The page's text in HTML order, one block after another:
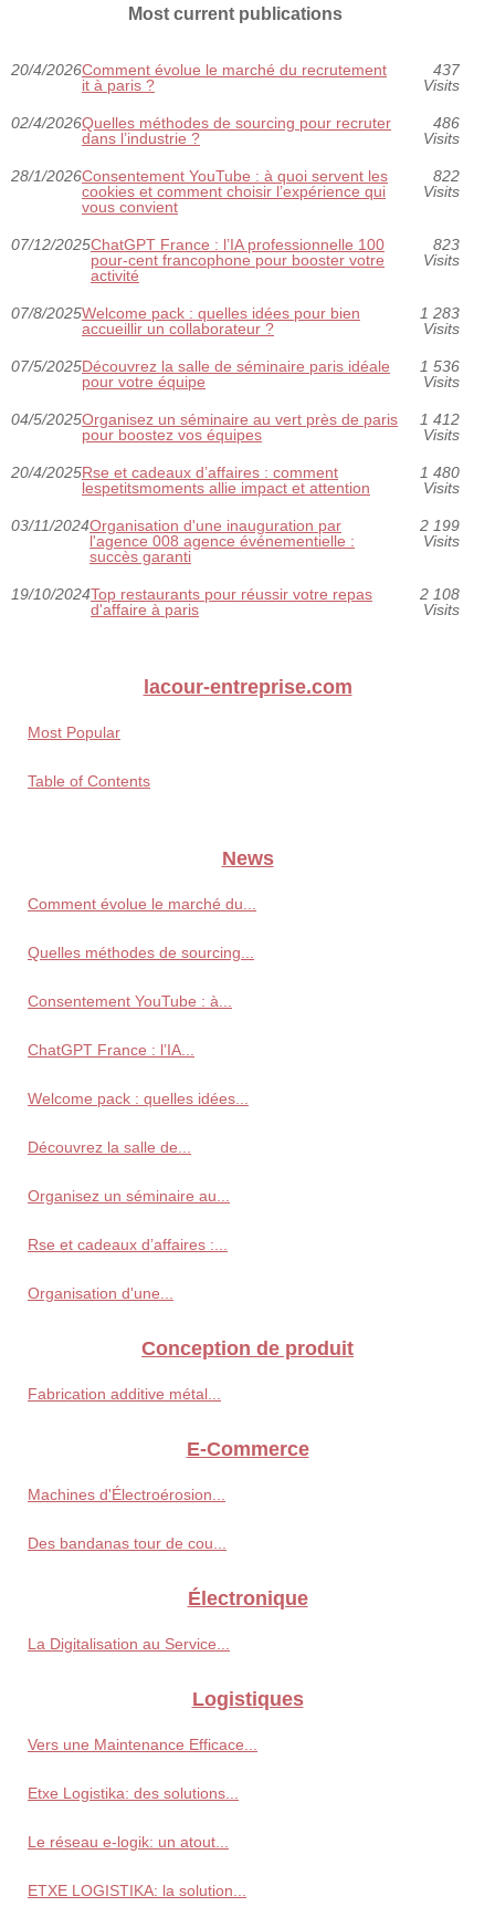
Most current publications
20/4/2026Comment évolue le marché du recrutement
it à paris ?
437
Visits
02/4/2026Quelles méthodes de sourcing pour recruter
dans l’industrie ?
486
Visits
28/1/2026Consentement YouTube : à quoi servent les
cookies et comment choisir l’expérience qui
vous convient
822
Visits
07/12/2025ChatGPT France : l’IA professionnelle 100
pour-cent francophone pour booster votre
activité
823
Visits
07/8/2025Welcome pack : quelles idées pour bien
accueillir un collaborateur ?
1 283
Visits
07/5/2025Découvrez la salle de séminaire paris idéale
pour votre équipe
1 536
Visits
04/5/2025Organisez un séminaire au vert près de paris
pour boostez vos équipes
1 412
Visits
20/4/2025Rse et cadeaux d’affaires : comment
lespetitsmoments allie impact et attention
1 480
Visits
03/11/2024Organisation d'une inauguration par
l'agence 008 agence événementielle :
succès garanti
2 199
Visits
19/10/2024Top restaurants pour réussir votre repas
d'affaire à paris
2 108
Visits
lacour-entreprise.com
Most Popular
Table of Contents
News
Comment évolue le marché du...
Quelles méthodes de sourcing...
Consentement YouTube : à...
ChatGPT France : l’IA...
Welcome pack : quelles idées...
Découvrez la salle de...
Organisez un séminaire au...
Rse et cadeaux d’affaires :...
Organisation d'une...
Conception de produit
Fabrication additive métal...
E-Commerce
Machines d'Électroérosion...
Des bandanas tour de cou...
Électronique
La Digitalisation au Service...
Logistiques
Vers une Maintenance Efficace...
Etxe Logistika: des solutions...
Le réseau e-logik: un atout...
ETXE LOGISTIKA: la solution...